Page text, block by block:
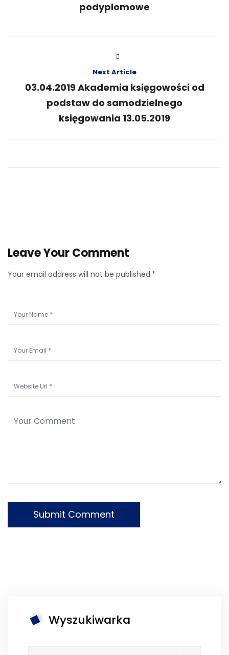
podyplomowe
Next Article
03.04.2019 Akademia księgowości od
podstaw do samodzielnego
księgowania 13.05.2019
Leave Your Comment
Your email address will not be published.*
Wyszukiwarka